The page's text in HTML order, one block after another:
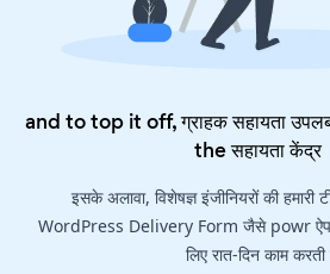
and to top it off, ग्राहक सहायता
theसहायता केंद्र
इसके अलावा, विशेषज्ञ इंजीनियरों की
WordPress Delivery Form जैसे powr
लिए रात-दिन काम करती